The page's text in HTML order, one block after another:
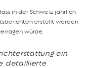
in der Schweiz jährlich
erstellt werden
würde.
ein
detaillierte